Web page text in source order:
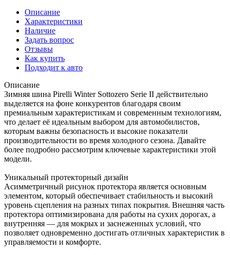
Описание
Характеристики
Наличие
Задать вопрос
Отзывы
Как купить
Подходит к авто
Описание
Зимняя шина Pirelli Winter Sottozero Serie II действительно
выделяется на фоне конкурентов благодаря своим
премиальным характеристикам и современным технологиям,
что делает её идеальным выбором для автомобилистов,
которым важны безопасность и высокие показатели
производительности во время холодного сезона. Давайте
более подробно рассмотрим ключевые характеристики этой
модели.
Уникальный протекторный дизайн
Асимметричный рисунок протектора является основным
элементом, который обеспечивает стабильность и высокий
уровень сцепления на разных типах покрытия. Внешняя часть
протектора оптимизирована для работы на сухих дорогах, а
внутренняя — для мокрых и заснеженных условий, что
позволяет одновременно достигать отличных характеристик в
управляемости и комфорте.